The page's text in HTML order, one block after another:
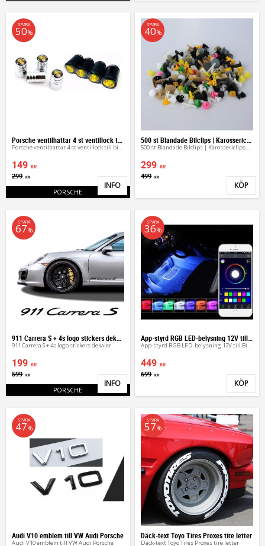
Porsche ventilhattar 4 st ventillock till bilen
149 KR
299 KR
SPARA
50%
PORSCHE Lägg till i favoriter
INFO
500 st Blandade Bilclips | Karossericlips & Fästen
299 KR
499 KR
SPARA
40%
KÖP
911 Carrera S + 4s logo stickers dekaler
199 KR
599 KR
SPARA
67%
PORSCHE Lägg till i favoriter
INFO
App-styrd RGB LED-belysning 12V till Bil & MC – 4-pack
449 KR
699 KR
SPARA
36%
KÖP
Audi V10 emblem till VW Audi Porsche
Audi V10 emblem till VW Audi Porsche
SPARA
47%
Däck-text Toyo Tires Proxes tire letter
Däck-text Toyo Tires Proxes tire letter
SPARA
57%